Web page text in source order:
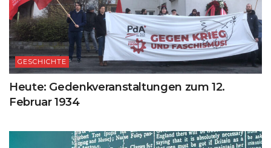
GESCHICHTE
Heute: Gedenkveranstaltungen zum 12.
Februar 1934